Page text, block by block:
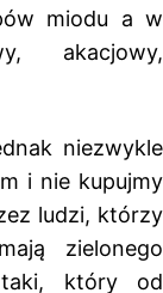
miodu a w
akacjowy,
niezwykle
i nie kupujmy
ludzi, którzy
zielonego
taki, który od